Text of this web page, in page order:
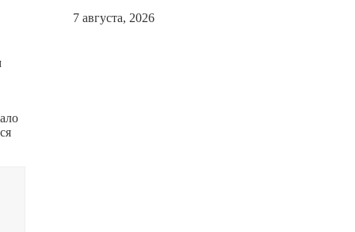
7 августа, 2026